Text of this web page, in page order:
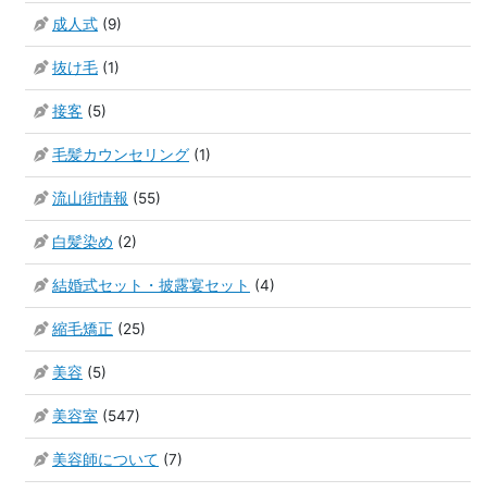
成人式 (9)
抜け毛 (1)
接客 (5)
毛髪カウンセリング (1)
流山街情報 (55)
白髪染め (2)
結婚式セット・披露宴セット (4)
縮毛矯正 (25)
美容 (5)
美容室 (547)
美容師について (7)